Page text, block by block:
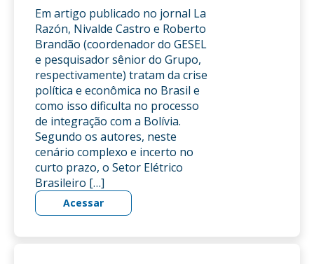
Em artigo publicado no jornal La
Razón, Nivalde Castro e Roberto
Brandão (coordenador do GESEL
e pesquisador sênior do Grupo,
respectivamente) tratam da crise
política e econômica no Brasil e
como isso dificulta no processo
de integração com a Bolívia.
Segundo os autores, neste
cenário complexo e incerto no
curto prazo, o Setor Elétrico
Brasileiro […]
Acessar